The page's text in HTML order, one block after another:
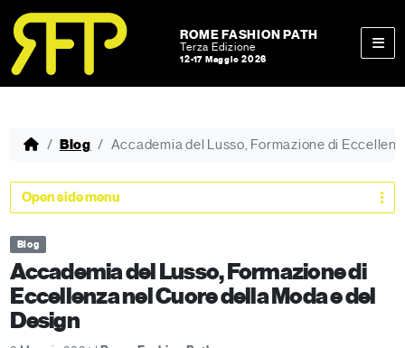
Skip to content
Skip to footer
ROME FASHION PATH
Terza Edizione
12-17 Maggio 2026
Blog Accademia del Lusso, Formazione di
Blog
Accademia del Lusso, Formazione di
Eccellenza nel Cuore della Moda e del
Design
Open side menu